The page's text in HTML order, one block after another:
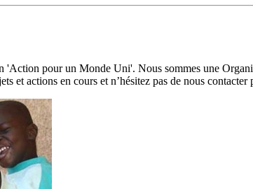
'Action pour un Monde Uni'. Nous sommes une
et actions en cours et n’hésitez pas de nous